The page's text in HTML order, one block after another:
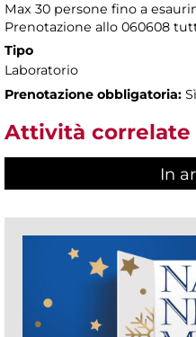
Max 30 persone fino a
Prenotazione allo 060608
Tipo
Laboratorio
Prenotazione obbligatoria: Sì
Attività correlate
In